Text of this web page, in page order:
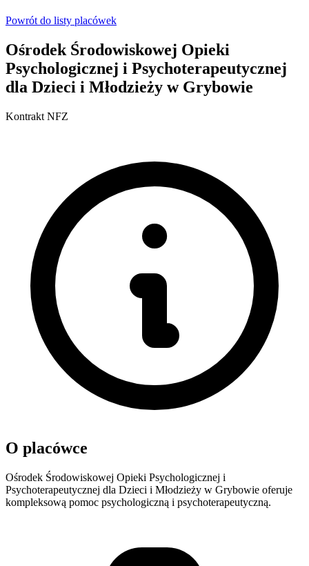
Powrót do listy placówek
Ośrodek Środowiskowej Opieki
Psychologicznej i Psychoterapeutycznej
dla Dzieci i Młodzieży w Grybowie
Kontrakt NFZ
O placówce
Ośrodek Środowiskowej Opieki Psychologicznej i
Psychoterapeutycznej dla Dzieci i Młodzieży w Grybowie oferuje
kompleksową pomoc psychologiczną i psychoterapeutyczną.